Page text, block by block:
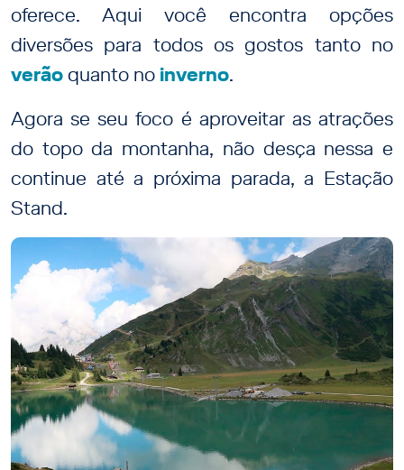
oferece. Aqui você encontra opções
diversões para todos os gostos tanto no
verãoquanto no inverno.
Agora se seu foco é aproveitar as atrações
do topo da montanha, não desça nessa e
continue até a próxima parada, a Estação
Stand.